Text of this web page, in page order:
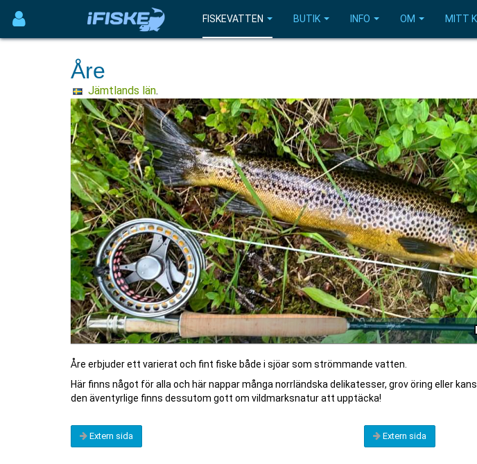
FISKEVATTEN BUTIK INFO OM MITT
Åre
Jämtlands län.
Åre erbjuder ett varierat och fint fiske både i sjöar som strömmande vatten.
Här finns något för alla och här nappar många norrländska delikatesser, grov öring eller
den äventyrlige finns dessutom gott om vildmarksnatur att upptäcka!
Extern sida Extern sida